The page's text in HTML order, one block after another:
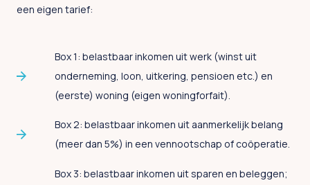
een eigen tarief:
Box 1: belastbaar inkomen uit werk (winst uit
onderneming, loon, uitkering, pensioen etc.) en
(eerste) woning (eigen woningforfait).
Box 2: belastbaar inkomen uit aanmerkelijk belang
(meer dan 5%) in een vennootschap of coöperatie.
Box 3: belastbaar inkomen uit sparen en beleggen;